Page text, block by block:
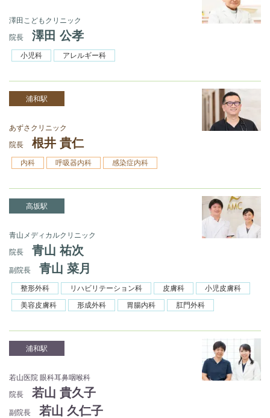
澤田こどもクリニック
院長
澤田 公孝
小児科 アレルギー科
浦和駅
あずさクリニック
院長
根井 貴仁
内科 呼吸器内科 感染症内科
高坂駅
青山メディカルクリニック
院長
青山 祐次
副院長 青山 菜月
整形外科 リハビリテーション科 皮膚科
小児皮膚科
美容皮膚科
形成外科 胃腸内科 肛門外科
浦和駅
若山医院 眼科耳鼻咽喉科
院長
若山 貴久子
副院長 若山 久仁子